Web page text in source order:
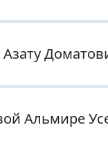
Альмире